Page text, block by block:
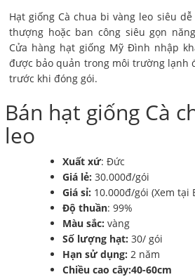
Hạt giống Cà chua bi vàng leo siêu
thượng hoặc ban công siêu gọn
Cửa hàng hạt giống Mỹ Đình nhập
được bảo quản trong môi trường lạnh
trước khi đóng gói.
Bán hạt giống Cà
leo
Xuất xứ: Đức
Giá lẻ: 30.000đ/gói
Giá sỉ: 10.000đ/gói (Xem tại
Độ thuần: 99%
Màu sắc: vàng
Số lượng hạt: 30/ gói
Hạn sử dụng: 2 năm
Chiều cao cây:40-60cm